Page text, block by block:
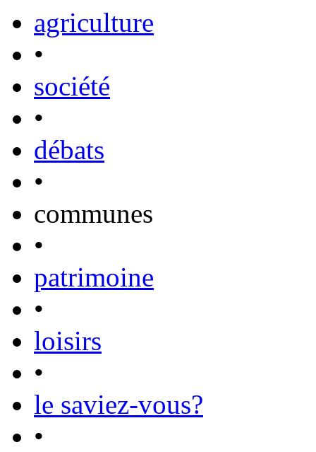
agriculture
•
société
•
débats
•
communes
•
patrimoine
•
loisirs
•
le saviez-vous?
•